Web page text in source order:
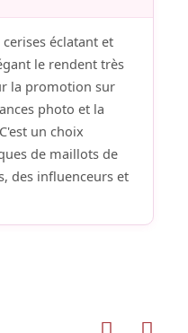
éclatant et
le rendent très
la promotion sur
photo et la
un choix
de maillots de
des influenceurs et